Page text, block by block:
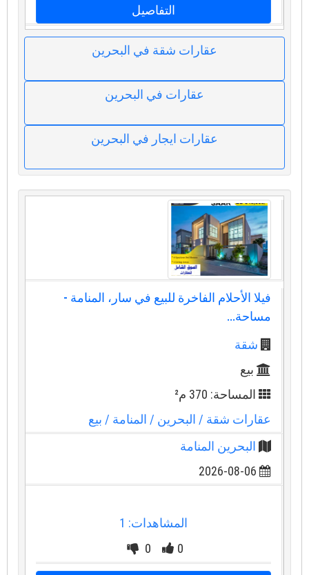
التفاصيل
عقارات شقة في البحرين
عقارات في البحرين
عقارات ايجار في البحرين
فيلا الأحلام الفاخرة للبيع في سار، المنامة -
مساحة...
شقة
بيع
المساحة: 370 م²
عقارات شقة / البحرين/ المنامة/ بيع
البحرين المنامة
2026-08-06
المشاهدات: 1
0
0